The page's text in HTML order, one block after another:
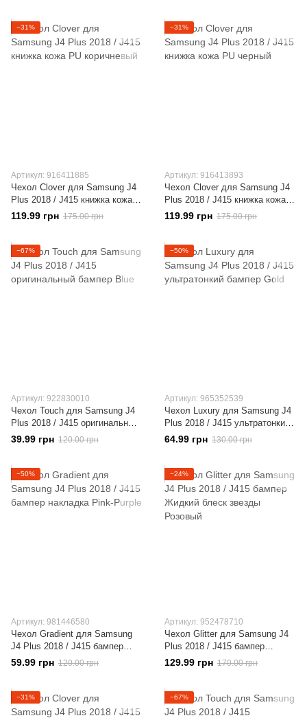
−31%
Артикул: 916411885
Чехол Clover для Samsung J4
Plus 2018 / J415 книжка кожа
PU коричневый
119.99 грн 175.00 грн
−31%
Артикул: 916413893
Чехол Clover для Samsung J4
Plus 2018 / J415 книжка кожа
PU черный
119.99 грн 175.00 грн
−67%
Артикул: 922830010
Чехол Touch для Samsung J4
Plus 2018 / J415 оригинальный
бампер Blue
39.99 грн 120.00 грн
−50%
Артикул: 965352539
Чехол Luxury для Samsung J4
Plus 2018 / J415 ультратонкий
бампер Gold
64.99 грн 130.00 грн
−50%
Артикул: 981446580
Чехол Gradient для Samsung
J4 Plus 2018 / J415 бампер
накладка Pink-Purple
59.99 грн 120.00 грн
−24%
Артикул: 952478710
Чехол Glitter для Samsung J4
Plus 2018 / J415 бампер
Жидкий блеск звезды Розовый
129.99 грн 170.00 грн
−31% −67%